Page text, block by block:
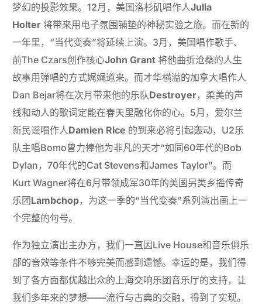
梦幻的投影效果。12月，美国洛杉矶唱作人Julia
Holter将带来用电子氛围铺垫的神秘实验之旅。而在新的
一年里，“当代变奏”将延续上演。3月，美国唱作歌手、
前The Czars创作核心John Grant将他曲折沧桑的人生
故事用弹唱的方式娓娓道来。而才华横溢的加拿大唱作人
Dan Bejar将在次月带来他的乐队Destroyer，柔美的声
线和动人的歌词定能在春天里融化你的心。5月，爱尔兰
新民谣唱作人Damien Rice 的到来必将引起轰动，U2乐
队主唱Bomo曾力捧他为非凡的天才“如同60年代的Bob
Dylan，70年代的Cat Stevens和James Taylor”。而
Kurt Wagner将在6月带领成军30年的美国另类乡摇传奇
乐团Lambchop，为这一季的“当代变奏”系列演出画上一
个完整的句号。
作为独立演出主办方，我们一直因Live House和音乐俱乐
部的音效等条件不够完美而感到遗憾。幸运的是，我们得
到了各方面都优越出众的上海交响乐团音乐厅的支持，让
我们多年来的梦想——流行与古典的交融，得到了实现。